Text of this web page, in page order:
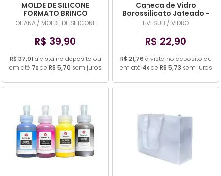
MOLDE DE SILICONE
FORMATO BRINCO
MODELO 3
OHANA / MOLDE DE SILICONE
R$ 39,90
R$ 37,91 à vista no deposito ou
em até 7xde R$ 5,70 sem juros
Caneca de Vidro
Borossilicato Jateado -
alça colorida 300ml
LIVESUB
LIVESUB / VIDRO
R$ 22,90
R$ 21,76 à vista no deposito ou
em até 4xde R$ 5,73 sem juros